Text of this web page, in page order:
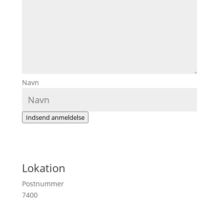
Navn
Indsend anmeldelse
Lokation
Postnummer
7400